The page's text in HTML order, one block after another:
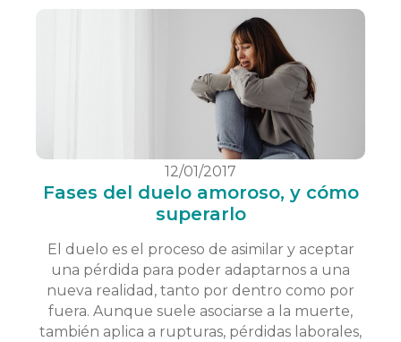
12/01/2017
Fases del duelo amoroso, y cómo
superarlo
El duelo es el proceso de asimilar y aceptar
una pérdida para poder adaptarnos a una
nueva realidad, tanto por dentro como por
fuera. Aunque suele asociarse a la muerte,
también aplica a rupturas, pérdidas laborales,